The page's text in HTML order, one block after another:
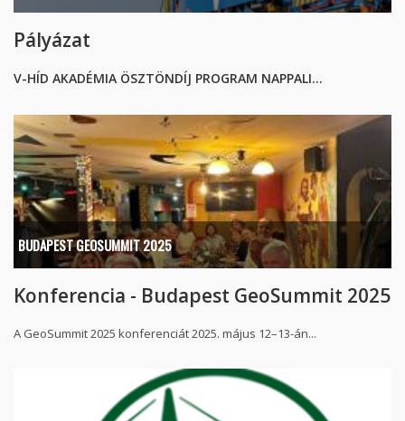
Pályázat
V-HÍD AKADÉMIA ÖSZTÖNDÍJ PROGRAM NAPPALI...
BUDAPEST GEOSUMMIT 2025
Konferencia - Budapest GeoSummit 2025
A GeoSummit 2025 konferenciát 2025. május 12–13-án...